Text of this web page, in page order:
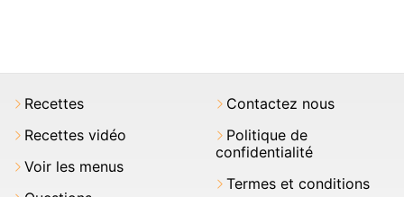
Recettes
Recettes vidéo
Voir les menus
Contactez nous
Politique de
confidentialité
Termes et conditions